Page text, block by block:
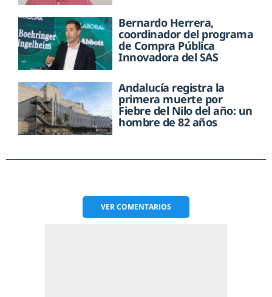
Bernardo Herrera,
coordinador del programa
de Compra Pública
Innovadora del SAS
Andalucía registra la
primera muerte por
Fiebre del Nilo del año: un
hombre de 82 años
VERCOMENTARIOS